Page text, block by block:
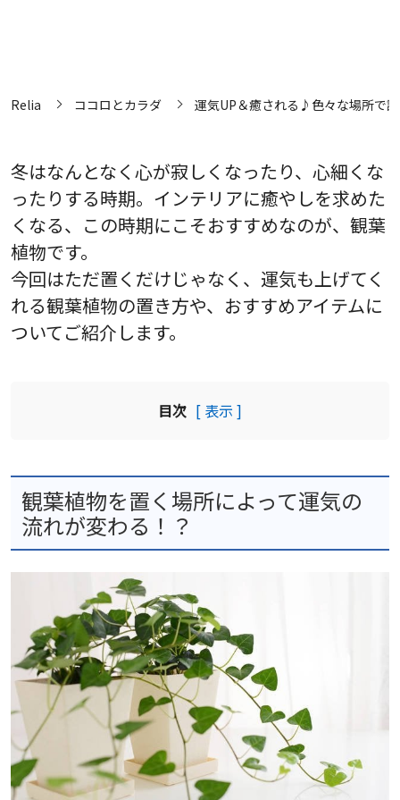
Relia ココロとカラダ 運気UP＆癒される♪色々な場所で
冬はなんとなく心が寂しくなったり、心細くな
ったりする時期。インテリアに癒やしを求めた
くなる、この時期にこそおすすめなのが、観葉
植物です。
今回はただ置くだけじゃなく、運気も上げてく
れる観葉植物の置き方や、おすすめアイテムに
ついてご紹介します。
目次 [ 表示 ]
観葉植物を置く場所によって運気の
流れが変わる！？